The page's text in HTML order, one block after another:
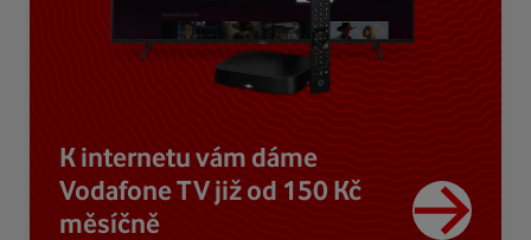
K internetu vám dáme
Vodafone TV již od 150 Kč
měsíčně